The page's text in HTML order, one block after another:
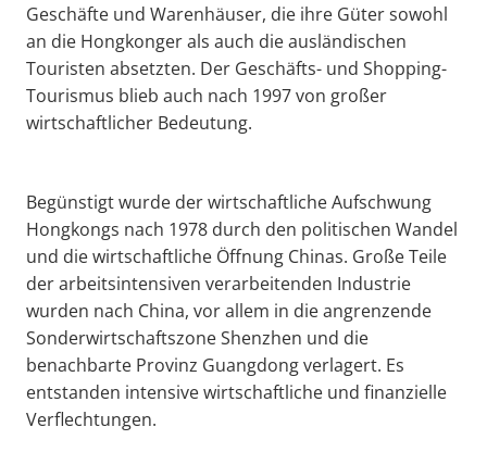
Geschäfte und Warenhäuser, die ihre Güter sowohl
an die Hongkonger als auch die ausländischen
Touristen absetzten. Der Geschäfts- und Shopping-
Tourismus blieb auch nach 1997 von großer
wirtschaftlicher Bedeutung.
Begünstigt wurde der wirtschaftliche Aufschwung
Hongkongs nach 1978 durch den politischen Wandel
und die wirtschaftliche Öffnung Chinas. Große Teile
der arbeitsintensiven verarbeitenden Industrie
wurden nach China, vor allem in die angrenzende
Sonderwirtschaftszone Shenzhen und die
benachbarte Provinz Guangdong verlagert. Es
entstanden intensive wirtschaftliche und finanzielle
Verflechtungen.